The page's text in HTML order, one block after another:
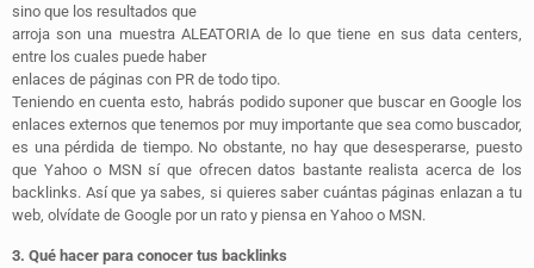
sino que los resultados que
arroja son una muestra ALEATORIA de lo que tiene en sus data centers,
entre los cuales puede haber
enlaces de páginas con PR de todo tipo.
Teniendo en cuenta esto, habrás podido suponer que buscar en Google los
enlaces externos que tenemos por muy importante que sea como buscador,
es una pérdida de tiempo. No obstante, no hay que desesperarse, puesto
que Yahoo o MSN sí que ofrecen datos bastante realista acerca de los
backlinks. Así que ya sabes, si quieres saber cuántas páginas enlazan a tu
web, olvídate de Google por un rato y piensa en Yahoo o MSN.
3. Qué hacer para conocer tus backlinks